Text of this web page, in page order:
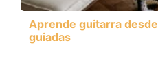
Aprende guitarra
guiadas